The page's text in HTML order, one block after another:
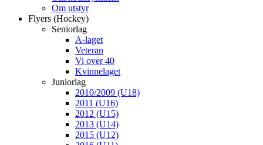
Om utstyr
Flyers (Hockey)
Seniorlag
A-laget
Veteran
Vi over 40
Kvinnelaget
Juniorlag
2010/2009 (U18)
2011 (U16)
2012 (U15)
2013 (U14)
2015 (U12)